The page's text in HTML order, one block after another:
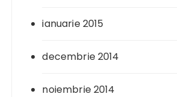
ianuarie 2015
decembrie 2014
noiembrie 2014